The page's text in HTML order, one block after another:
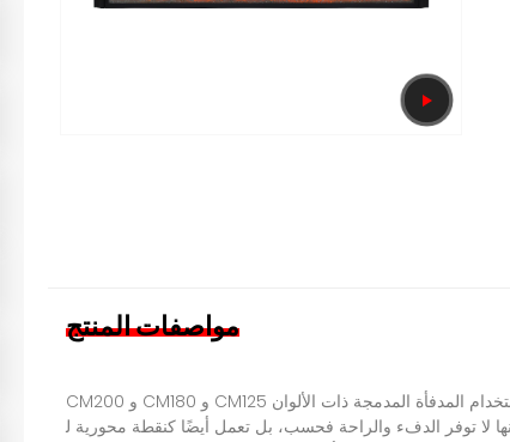
مواصفات المنتج
المدفأة المدمجة ذات الألوان CM و CM و
CM
لا توفر الدفء والراحة فحسب، بل تعمل أيضًا كنقطة محورية ل